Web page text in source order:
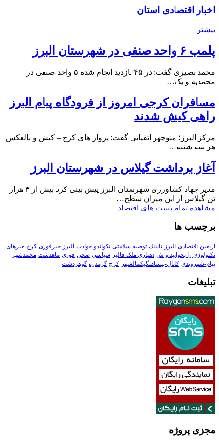
اخبار اقتصادی استان
بیشتر
پلمب ۶ واحد صنفی در شهرستان البرز
محمد نصیری گفت: در ۴۵ بازدید انجام شده ۵ واحد صنفی در
محمدیه و یک…
مسافران کرجی امروز از فرودگاه پیام البرز
راهی کیش شدند
مرکز البرز؛ منوچهر اتقیایی گفت: پرواز های کرج – کیش و بالعکس
هر سه شنبه…
آغاز برداشت گیلاس در شهرستان البرز
مدیر جهاد کشاورزی شهرستان البرز پیش بینی کرد بیش از ۳ هزار
تن گیلاس از این میزان سطح…
مشاهده تمام پست های اقتصاد
برچسب ها
اربعین اقتصادی البرز تابناك توصیه-سلامتی تکواندو حوادث-البرز خبرفوری-کرج خبرهای
تکنولوڑی را بخوانید و ش دهیاری ملک فالیز سیاسی صحن فوری ماهدشت محمدشهر
پیام-شهروندی کانال-پیشاهنگیکمالشهر کرج گرمدره گوهردشت
تبلیغات
مجزی پروژه